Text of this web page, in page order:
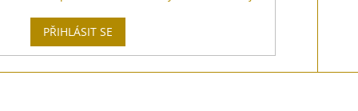
PŘIHLÁSIT SE